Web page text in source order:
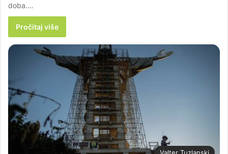
doba.…
Pročitaj više
Valter Tuzlanski